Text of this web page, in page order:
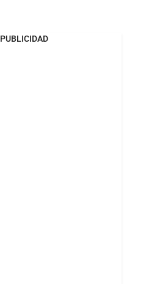
PUBLICIDAD